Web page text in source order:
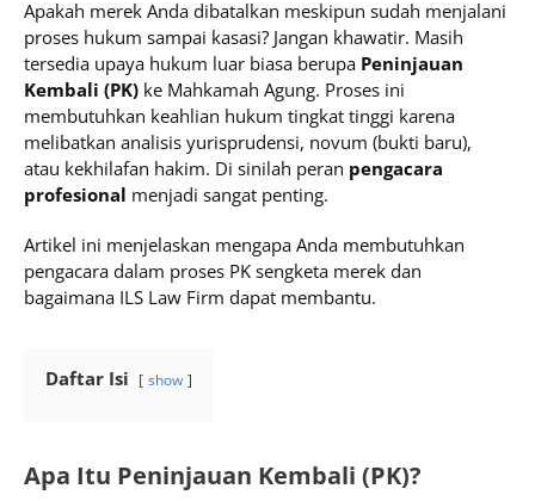
Apakah merek Anda dibatalkan meskipun sudah menjalani
proses hukum sampai kasasi? Jangan khawatir. Masih
tersedia upaya hukum luar biasa berupa Peninjauan
Kembali (PK) ke Mahkamah Agung. Proses ini
membutuhkan keahlian hukum tingkat tinggi karena
melibatkan analisis yurisprudensi, novum (bukti baru),
atau kekhilafan hakim. Di sinilah peran pengacara
profesional menjadi sangat penting.
Artikel ini menjelaskan mengapa Anda membutuhkan
pengacara dalam proses PK sengketa merek dan
bagaimana ILS Law Firm dapat membantu.
Daftar Isi show
Apa Itu Peninjauan Kembali (PK)?